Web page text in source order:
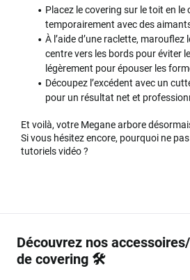
Placez le covering sur le toit en le
temporairement avec des
À l’aide d’une raclette,
centre vers les bords pour éviter
légèrement pour épouser les
Découpez l’excédent avec un
pour un résultat net et
Et voilà, votre Megane arbore
Si vous hésitez encore, pourquoi ne
tutoriels vidéo ?
Découvrez nos
de covering 🛠️